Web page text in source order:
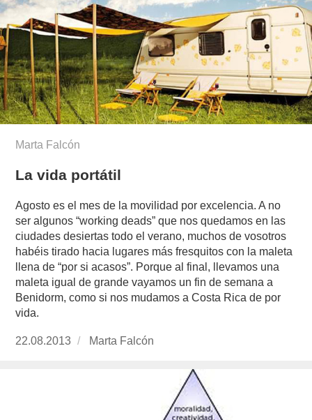
Marta Falcón
La vida portátil
Agosto es el mes de la movilidad por excelencia. A no
ser algunos “working deads” que nos quedamos en las
ciudades desiertas todo el verano, muchos de vosotros
habéis tirado hacia lugares más fresquitos con la maleta
llena de “por si acasos”. Porque al final, llevamos una
maleta igual de grande vayamos un fin de semana a
Benidorm, como si nos mudamos a Costa Rica de por
vida.
Publicado
22.08.2013 https://www.experimenta.es/author/
Marta Falcón